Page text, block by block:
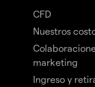
CFD
Nuestros
marketing
Ingreso y